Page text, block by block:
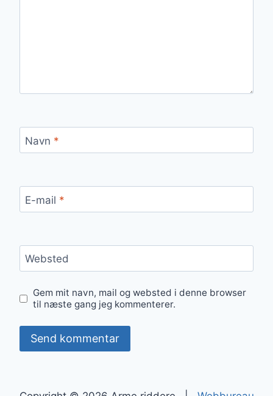
Navn *
E-mail *
Websted
Gem mit navn, mail og websted i denne browser
til næste gang jeg kommenterer.